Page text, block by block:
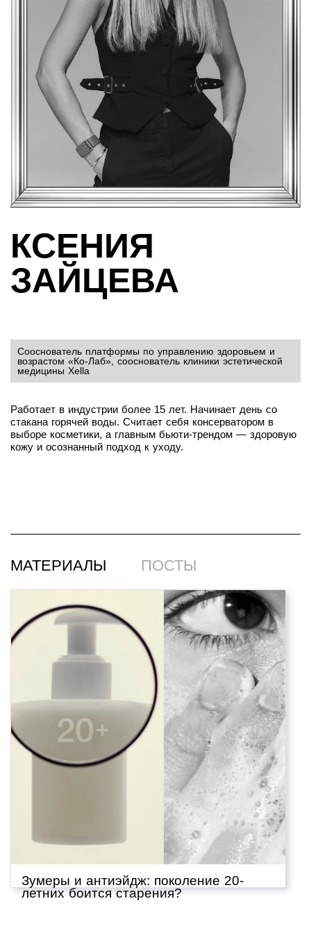
КСЕНИЯ
ЗАЙЦЕВА
Сооснователь платформы по управлению здоровьем и
возрастом «‎Ко-Лаб»‎, сооснователь клиники эстетической
медицины Xella
Работает в индустрии более 15 лет. Начинает день со
стакана горячей воды. Считает себя консерватором в
выборе косметики, а главным бьюти-трендом — здоровую
кожу и осознанный подход к уходу.
МАТЕРИАЛЫ ПОСТЫ
Зумеры и антиэйдж: поколение 20-
летних боится старения?